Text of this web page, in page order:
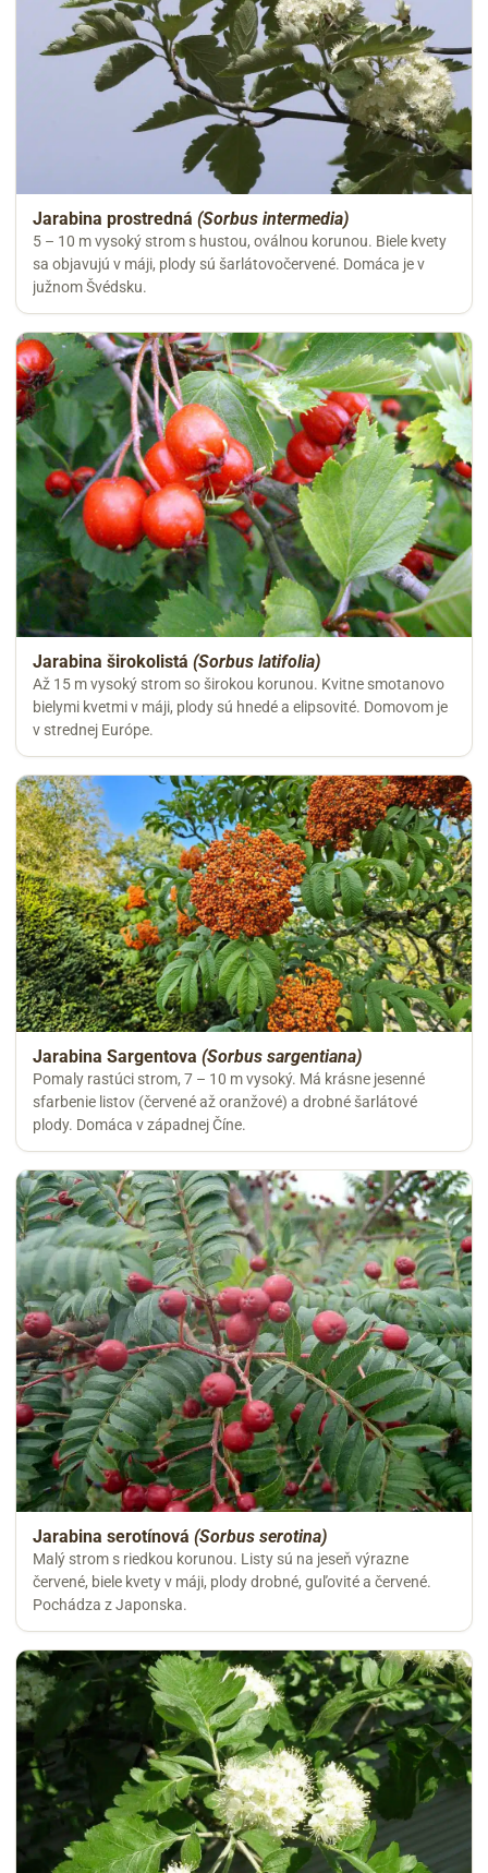
Jarabina prostredná (Sorbus intermedia)
5 – 10 m vysoký strom s hustou, oválnou korunou. Biele kvety
sa objavujú v máji, plody sú šarlátovočervené. Domáca je v
južnom Švédsku.
Jarabina širokolistá (Sorbus latifolia)
Až 15 m vysoký strom so širokou korunou. Kvitne smotanovo
bielymi kvetmi v máji, plody sú hnedé a elipsovité. Domovom je
v strednej Európe.
Jarabina Sargentova (Sorbus sargentiana)
Pomaly rastúci strom, 7 – 10 m vysoký. Má krásne jesenné
sfarbenie listov (červené až oranžové) a drobné šarlátové
plody. Domáca v západnej Číne.
Jarabina serotínová (Sorbus serotina)
Malý strom s riedkou korunou. Listy sú na jeseň výrazne
červené, biele kvety v máji, plody drobné, guľovité a červené.
Pochádza z Japonska.